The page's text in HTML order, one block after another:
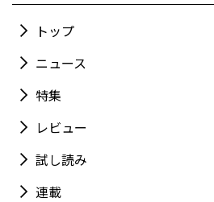
トップ
ニュース
特集
レビュー
試し読み
連載